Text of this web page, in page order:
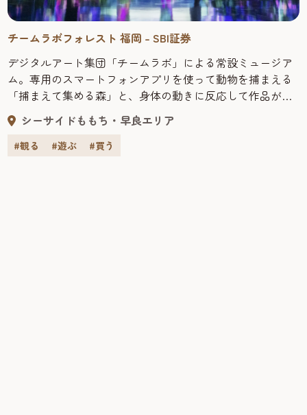
チームラボフォレスト 福岡 – SBI証券
デジタルアート集団「チームラボ」による常設ミュージア
ム。専用のスマートフォンアプリを使って動物を捕まえる
「捕まえて集める森」と、身体の動きに反応して作品が変
化する「運動の森」の2つのエリアからなる。 料金 16歳以
上: 2,400円 15歳以下: 1,000円 ※3歳以下は、要保護者同伴
（無料） ※ハイシーズンは料金が異なる場合がございます
シーサイドももち・早良エリア
#観る #遊ぶ #買う